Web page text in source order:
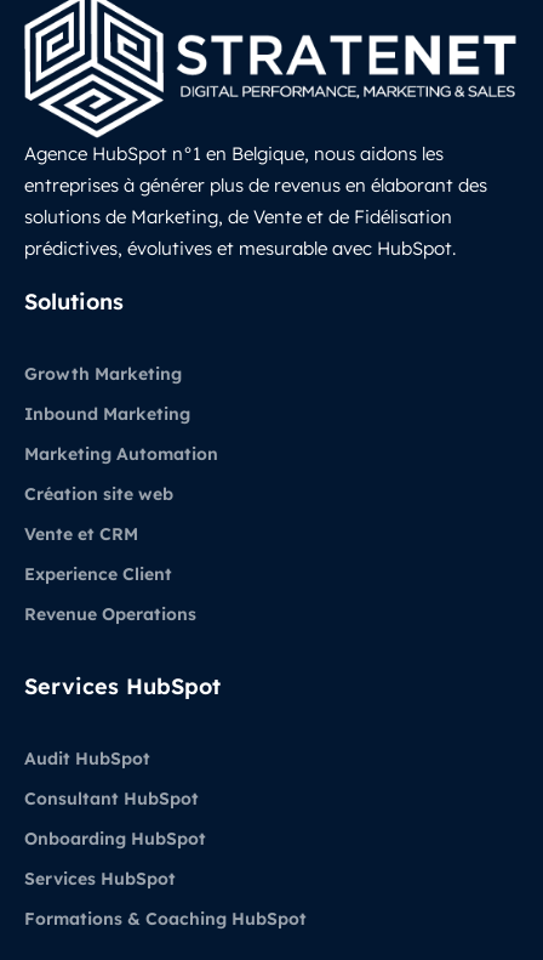
Agence HubSpot n°1 en Belgique, nous aidons les
entreprises à générer plus de revenus en élaborant des
solutions de Marketing, de Vente et de Fidélisation
prédictives, évolutives et mesurable avec HubSpot.
Solutions
Growth Marketing
Inbound Marketing
Marketing Automation
Création site web
Vente et CRM
Experience Client
Revenue Operations
Services HubSpot
Audit HubSpot
Consultant HubSpot
Onboarding HubSpot
Services HubSpot
Formations & Coaching HubSpot